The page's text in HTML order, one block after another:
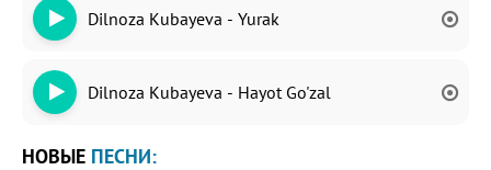
Dilnoza Kubayeva - Yurak
Dilnoza Kubayeva - Hayot Go'zal
НОВЫЕ ПЕСНИ: